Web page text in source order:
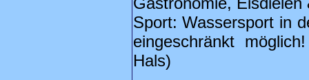
Sport: Wassersport in
eingeschränkt
Hals)